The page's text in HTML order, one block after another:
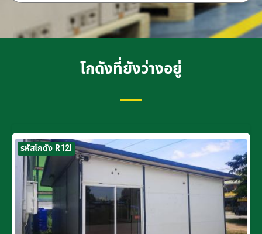
โกดังที่ยังว่างอยู่
รหัสโกดัง R12I